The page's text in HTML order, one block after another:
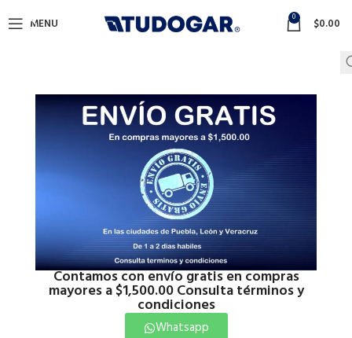
Contamos con envío gratis en compras
mayores a $1,500.00 Consulta términos y
condiciones
Whatsapp
MENU 0 $0.00
Click to enlarge